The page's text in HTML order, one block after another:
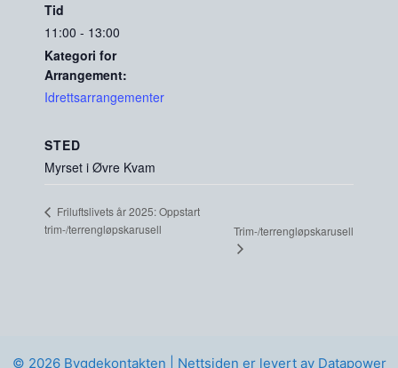
Tid
11:00 - 13:00
Kategori for
Arrangement:
Idrettsarrangementer
STED
Myrset i Øvre Kvam
Friluftslivets år 2025: Oppstart
trim-/terrengløpskarusell
Trim-/terrengløpskarusell
© 2026 Bygdekontakten | Nettsiden er levert av Datapower